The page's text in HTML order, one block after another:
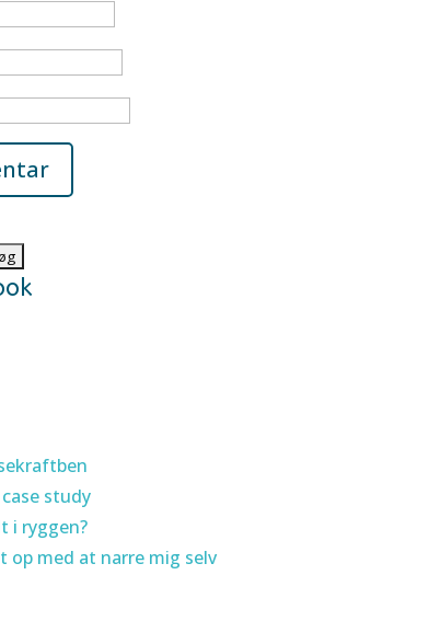
study
i ryggen?
op med at narre mig selv